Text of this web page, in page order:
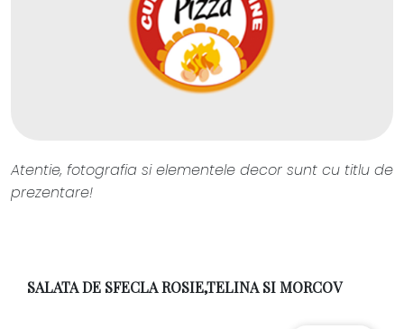
Atentie, fotografia si elementele decor sunt cu titlu de
prezentare!
SALATA DE SFECLA ROSIE,TELINA SI MORCOV